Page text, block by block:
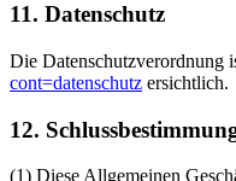
11. Datenschutz
Die Datenschutzverordnung
cont=datenschutz ersichtlich.
12.
(1) Diese Allgemeinen